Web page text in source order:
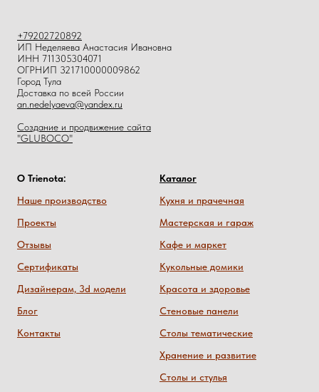
+79202720892
ИП Неделяева Анастасия Ивановна
ИНН 711305304071
ОГРНИП 321710000009862
Город Тула
Доставка по всей России
an.nedelyaeva@yandex.ru
Создание и продвижение сайта
"GLUBOCO"
О Trienota:
Наше производство
Проекты
Отзывы
Сертификаты
Дизайнерам, 3d модели
Блог
Контакты
Каталог
Кухня и прачечная
Мастерская и гараж
Кафе и маркет
Кукольные домики
Красота и здоровье
Стеновые панели
Столы тематические
Хранение и развитие
Столы и стулья